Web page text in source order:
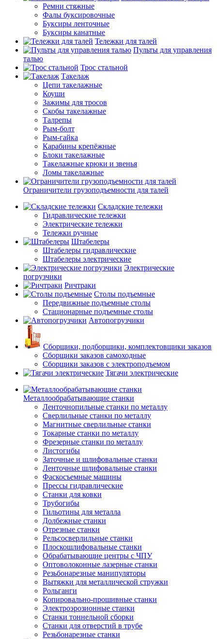
Ремни стяжные
Фалы буксировочные
Буксиры ленточные
Буксиры канатные
Тележки для талей
Пульты для управления
талью
Трос стальной
Такелаж
Цепи такелажные
Коуши
Зажимы для тросов
Скобы такелажные
Талрепы
Рым-болт
Рым-гайка
Карабины крепёжные
Блоки такелажные
Такелажные крюки и звенья
Ломы такелажные
Ограничители грузоподъемности для талей
Складские тележки
Гидравлические тележки
Электрические тележки
Тележки ручные
Штабелеры
Штабелеры гидравлические
Штабелеры электрические
Электрические
погрузчики
Ричтраки
Столы подъемные
Передвижные подъемные столы
Стационарные подъемные столы
Автопогрузчики
Сборщики, подборщики, комплектовщики заказов
Сборщики заказов самоходные
Сборщики заказов с электроподъемом
Тягачи электрические
Металлообрабатывающие станки
Ленточнопильные станки по металлу
Сверлильные станки по металлу
Магнитные сверлильные станки
Токарные станки по металлу
Фрезерные станки по металлу
Листогибы
Заточные и шлифовальные станки
Ленточные шлифовальные станки
Фаскосъемные машины
Прессы гидравлические
Станки для ковки
Трубогибы
Гильотины для металла
Долбежные станки
Отрезные станки
Рельсосверлильные станки
Плоскошлифовальные станки
Обрабатывающие центры с ЧПУ
Оптоволоконные лазерные станки
Резьбонарезные манипуляторы
Вытяжки для металлической стружки
Рольганги
Копировально-прошивные станки
Электроэрозионные станки
Станки тоннельной сборки
Станки для отверстий в трубе
Резьбонарезные станки